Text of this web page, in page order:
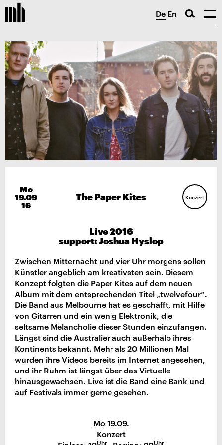
De En
Mo
19.09
16
The Paper Kites Konzert
Live 2016
support: Joshua Hyslop
Zwischen Mitternacht und vier Uhr morgens sollen
Künstler angeblich am kreativsten sein. Diesem
Konzept folgten die Paper Kites auf dem neuen
Album mit dem entsprechenden Titel „twelvefour“.
Die Band aus Melbourne hat es geschafft, mit Hilfe
von Gitarren und ein wenig Elektronik, die
seltsame Melancholie dieser Stunden einzufangen.
Längst sind die Australier auch außerhalb ihres
Kontinents bekannt. Mehr als 20 Millionen Mal
wurden ihre Videos bereits im Internet angesehen,
und ihr Ruhm ist längst über das Virtuelle
hinausgewachsen. Live ist die Band eine Bank und
auf Festivals immer gerne gesehen.
Mo 19.09.
Konzert
Uhr Uhr